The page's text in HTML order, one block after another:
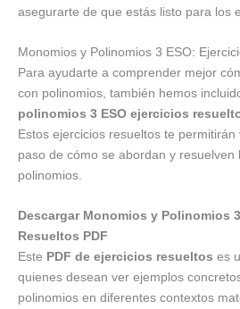
asegurarte de que estás listo para los
Monomios y Polinomios 3 ESO:
Para ayudarte a comprender mejor
con polinomios, también hemos
polinomios 3 ESO ejercicios
Estos ejercicios resueltos te
paso de cómo se abordan y resuelven
polinomios.
Descargar Monomios y Polinomios
Resueltos PDF
Este PDF de ejercicios resueltos es
quienes desean ver ejemplos
polinomios en diferentes contextos